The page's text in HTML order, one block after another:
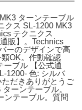
ターンテーブル
クス SL-1200 MK3
テクニクス
販】。Technics
ーのデザインで高
OK。作動確認
ーブル 【公式通
1200- 色: シルバ
だきありがとうご
ーンテーブル。
テーブル。質問